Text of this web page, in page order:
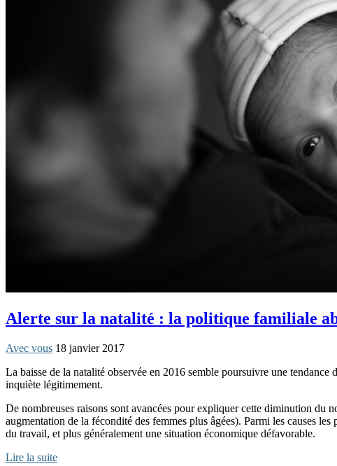
Alerte sur la natalité : la politique familiale
Avec vous 18 janvier 2017
La baisse de la natalité observée en 2016 semble poursuivre une
inquiète légitimement.
De nombreuses raisons sont avancées pour expliquer cette diminution du
augmentation de la fécondité des femmes plus âgées). Parmi les causes
du travail, et plus généralement une situation économique défavorable.
Lire la suite